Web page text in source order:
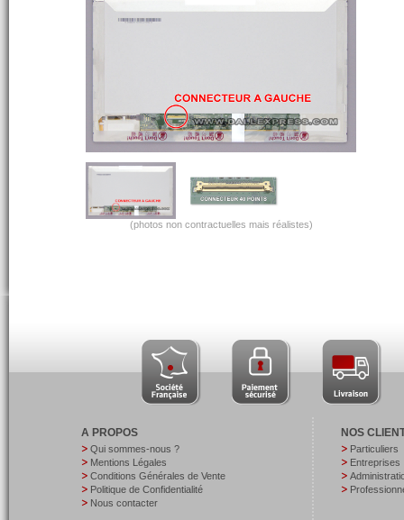
(photos non contractuelles mais réalistes)
A PROPOS
Qui sommes-nous ?
Mentions Légales
Conditions Générales de Vente
Politique de Confidentialité
Nous contacter
NOS
Particuliers
Entreprises